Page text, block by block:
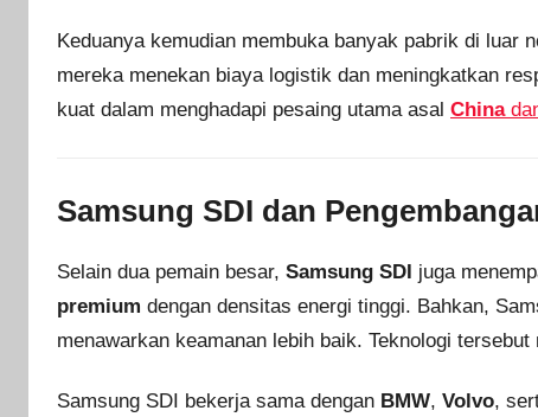
Keduanya kemudian membuka banyak pabrik di luar
mereka menekan biaya logistik dan meningkatkan
kuat dalam menghadapi pesaing utama asal China
Samsung SDI dan
Selain dua pemain besar, Samsung SDI juga
premium dengan densitas energi tinggi. Bahkan,
menawarkan keamanan lebih baik. Teknologi tersebut
Samsung SDI bekerja sama dengan BMW, Volvo,